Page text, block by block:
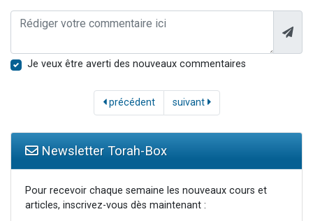
Je veux être averti des nouveaux commentaires
précédent suivant
Newsletter Torah-Box
Pour recevoir chaque semaine les nouveaux cours et
articles, inscrivez-vous dès maintenant :